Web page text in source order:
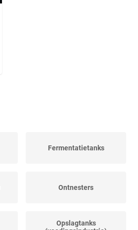
Fermentatietanks
Ontnesters
Opslagtanks